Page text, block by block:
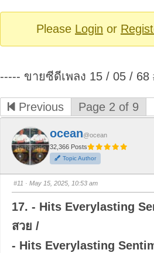
breadcrumbs
Please Login or
----- ขายซีดีเพลง 15 / 05 / 68
Previous Page 2 of 9
ocean@ocean
32,366 Posts
Topic Author
#11 · May 15, 2025, 10:53 am
17. - Hits Everylasting
สวย /
- Hits Everylasting